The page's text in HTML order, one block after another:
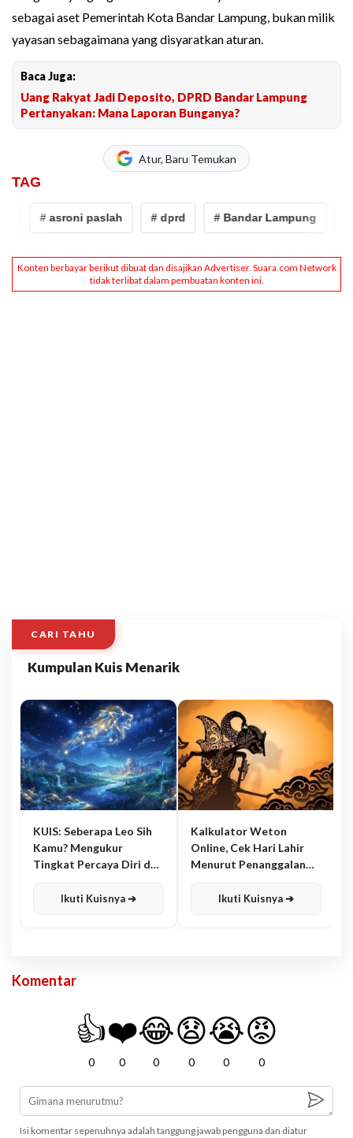
sebagai aset Pemerintah Kota Bandar Lampung, bukan milik
yayasan sebagaimana yang disyaratkan aturan.
Baca Juga:
Uang Rakyat Jadi Deposito, DPRD Bandar Lampung
Pertanyakan: Mana Laporan Bunganya?
Atur, Baru Temukan
TAG
# asroni paslah # dprd # Bandar Lampung
CARI TAHU
Kumpulan Kuis Menarik
KUIS: Seberapa Leo Sih
Kamu? Mengukur
Tingkat Percaya Diri dan
Ikuti Kuisnya ➔
Kalkulator Weton
Online, Cek Hari Lahir
Menurut Penanggalan
Ikuti Kuisnya ➔
Komentar
👍
0
❤️
0
😂
0
😧
0
😭
0
😡
0
Isi komentar sepenuhnya adalah tanggung jawab pengguna dan diatur